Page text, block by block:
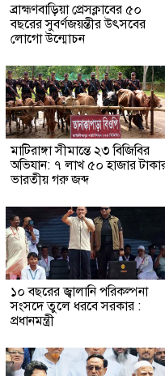
ব্রাহ্মণবাড়িয়া প্রেসক্লাবের ৫০
বছরের সুবর্ণজয়ন্তীর উৎসবের
লোগো উন্মোচন
মাটিরাঙ্গা সীমান্তে ২৩ বিজিবির
অভিযান: ৭ লাখ ৫০ হাজার
ভারতীয় গরু জব্দ
১০ বছরের জ্বালানি পরিকল্পনা
সংসদে তুলে ধরবে সরকার :
প্রধানমন্ত্রী